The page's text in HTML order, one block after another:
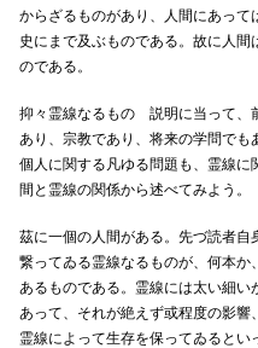
からざるものがあり、人間にあっ
史にまで及ぶものである。故に人
のである。
抑々霊線なるものゝ説明に当って
あり、宗教であり、将来の学問で
個人に関する凡ゆる問題も、霊線に
間と霊線の関係から述べてみよう。
茲に一個の人間がある。先づ読者
繋ってゐる霊線なるものが、何本
あるものである。霊線には太い細い
あって、それが絶えず或程度の影
霊線によって生存を保ってゐると